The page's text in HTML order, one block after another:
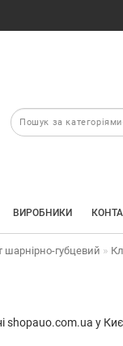
ВИРОБНИКИ
шарнірно-губцевий
shopauo.com.ua у